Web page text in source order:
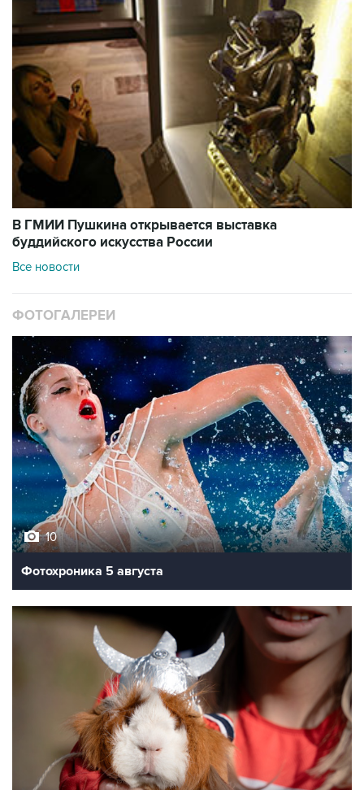
В ГМИИ Пушкина открывается выставка
буддийского искусства России
Все новости
ФОТОГАЛЕРЕИ
10
Фотохроника 5 августа